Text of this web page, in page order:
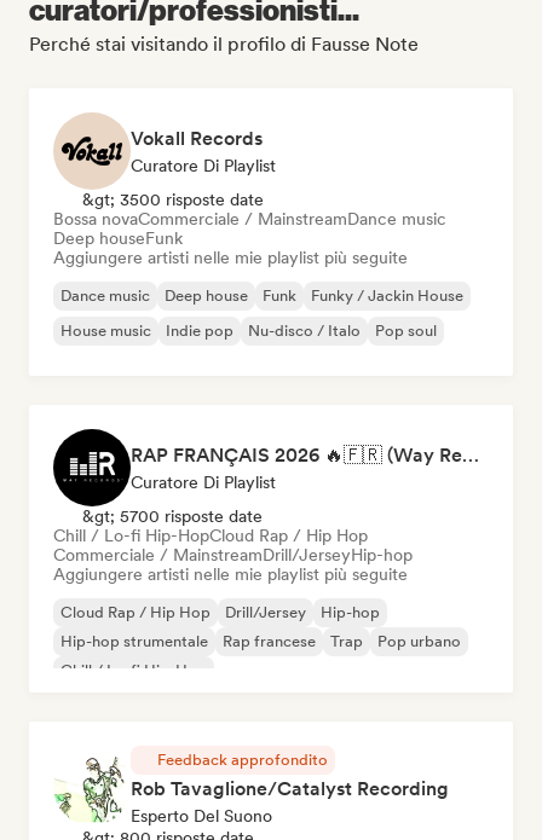
curatori/professionisti...
Perché stai visitando il profilo di Fausse Note
Vokall Records
Curatore Di Playlist
&gt; 3500 risposte date
Bossa novaCommerciale / MainstreamDance music
Deep houseFunk
Aggiungere artisti nelle mie playlist più seguite
Dance music Deep house Funk
Funky / Jackin House
House music
Indie pop Nu-disco / Italo Pop soul
RAP FRANÇAIS 2026 🔥🇫🇷 (Way Records)
Curatore Di Playlist
&gt; 5700 risposte date
Chill / Lo-fi Hip-HopCloud Rap / Hip Hop
Commerciale / MainstreamDrill/JerseyHip-hop
Aggiungere artisti nelle mie playlist più seguite
Cloud Rap / Hip Hop Drill/Jersey
Hip-hop
Hip-hop strumentale
Rap francese Trap
Pop urbano
Chill / Lo-fi Hip-Hop
Feedback approfondito
Rob Tavaglione/Catalyst Recording
Esperto Del Suono